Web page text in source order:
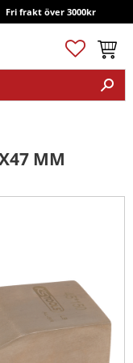
Fri frakt över 3000kr
Favoriter
MM